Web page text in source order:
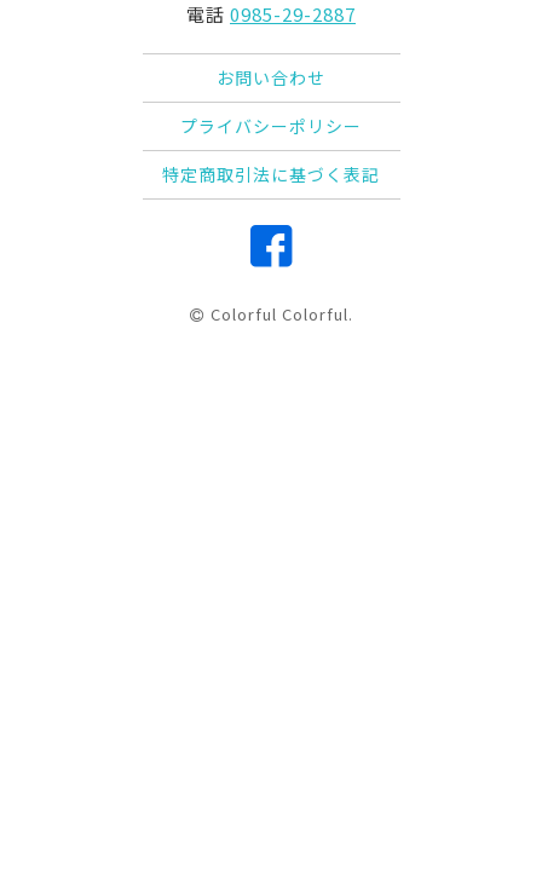
電話 0985-29-2887
お問い合わせ
プライバシーポリシー
特定商取引法に基づく表記
Colorful Colorful.